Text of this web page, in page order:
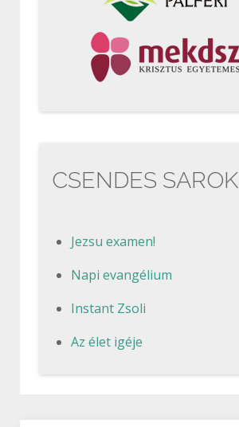
CSENDES SAROK
Jezsu examen!
Napi evangélium
Instant Zsoli
Az élet igéje